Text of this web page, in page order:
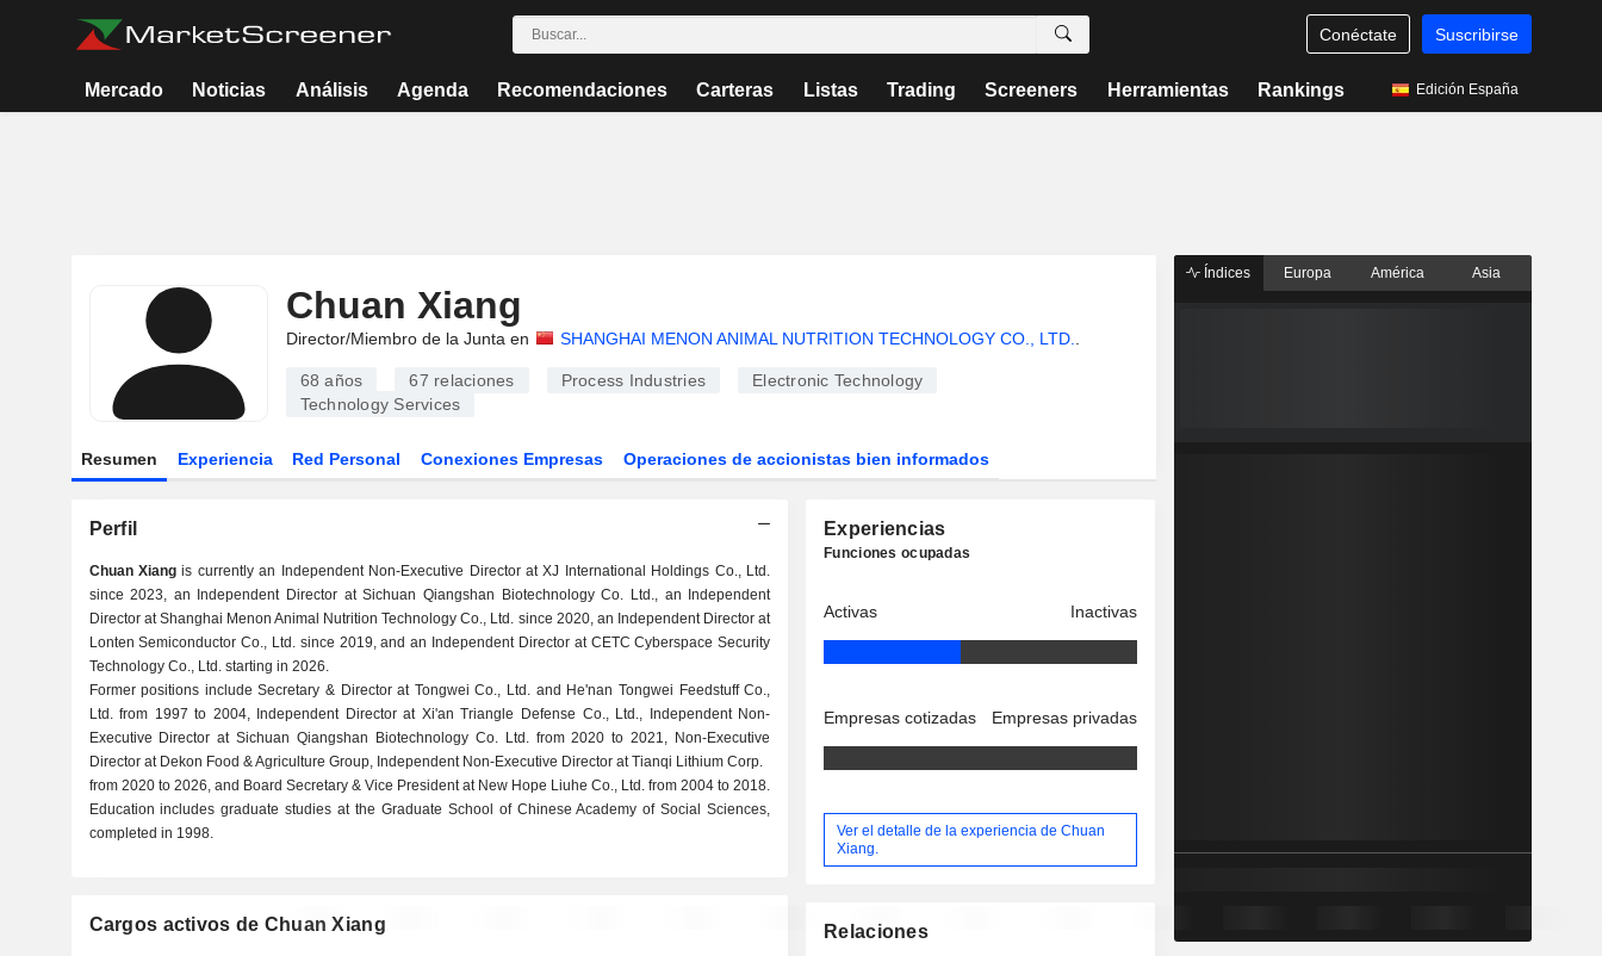
Conéctate Suscribirse
Mercado Noticias Análisis Agenda Recomendaciones Carteras Listas Trading Screeners Herramientas Rankings Edición España
Chuan Xiang
Director/Miembro de la Junta en SHANGHAI MENON ANIMAL NUTRITION TECHNOLOGY CO., LTD.
68 años 67 relaciones Process Industries
Electronic Technology
Technology Services
Resumen Experiencia Red Personal Conexiones Empresas Operaciones de accionistas bien informados
Perfil
Chuan Xiangis currently an Independent Non-Executive Director at XJ International Holdings Co., Ltd.
since 2023, an Independent Director at Sichuan Qiangshan Biotechnology Co. Ltd., an Independent
Director at Shanghai Menon Animal Nutrition Technology Co., Ltd. since 2020, an Independent Director at
Lonten Semiconductor Co., Ltd. since 2019, and an Independent Director at CETC Cyberspace Security
Technology Co., Ltd. starting in 2026.
Former positions include Secretary & Director at Tongwei Co., Ltd. and He'nan Tongwei Feedstuff Co.,
Ltd. from 1997 to 2004, Independent Director at Xi'an Triangle Defense Co., Ltd., Independent Non-
Executive Director at Sichuan Qiangshan Biotechnology Co. Ltd. from 2020 to 2021, Non-Executive
Director at Dekon Food & Agriculture Group, Independent Non-Executive Director at Tianqi Lithium Corp.
from 2020 to 2026, and Board Secretary & Vice President at New Hope Liuhe Co., Ltd. from 2004 to 2018.
Education includes graduate studies at the Graduate School of Chinese Academy of Social Sciences,
completed in 1998.
Cargos activos de Chuan Xiang
Experiencias
Funciones ocupadas
Activas Inactivas
Empresas cotizadas Empresas privadas
Ver el detalle de la experiencia de Chuan
Xiang.
Relaciones
Índices Europa América Asia